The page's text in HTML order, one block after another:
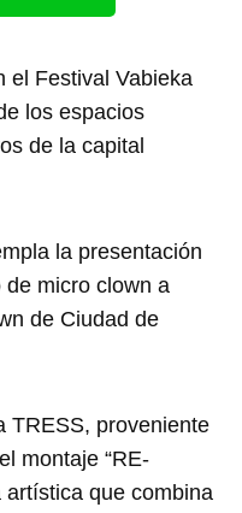
el Festival Vabieka
los espacios
de la capital
la presentación
de micro clown a
de Ciudad de
TRESS, proveniente
montaje “RE-
artística que combina